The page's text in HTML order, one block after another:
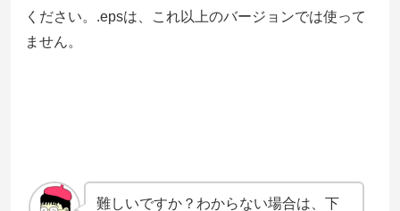
ください。.epsは、これ以上のバージョンでは使って
ません。
難しいですか？わからない場合は、下